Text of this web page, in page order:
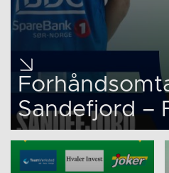
Sandefjord –